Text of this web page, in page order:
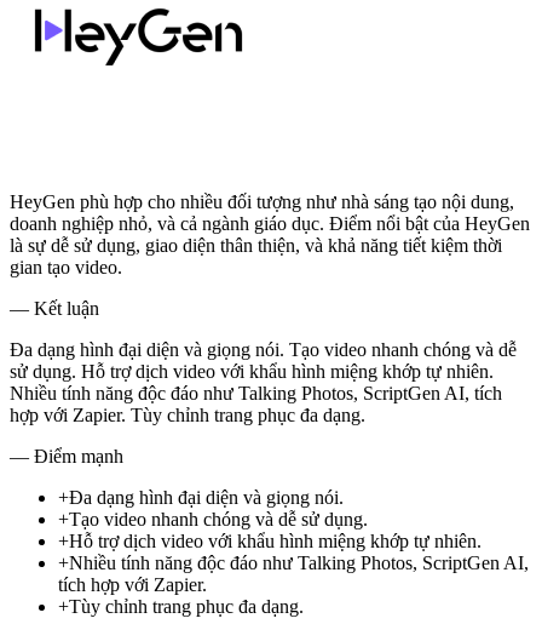
HeyGen phù hợp cho nhiều đối tượng như nhà sáng tạo nội dung,
doanh nghiệp nhỏ, và cả ngành giáo dục. Điểm nổi bật của HeyGen
là sự dễ sử dụng, giao diện thân thiện, và khả năng tiết kiệm thời
gian tạo video.
— Kết luận
Đa dạng hình đại diện và giọng nói. Tạo video nhanh chóng và dễ
sử dụng. Hỗ trợ dịch video với khẩu hình miệng khớp tự nhiên.
Nhiều tính năng độc đáo như Talking Photos, ScriptGen AI, tích
hợp với Zapier. Tùy chỉnh trang phục đa dạng.
— Điểm mạnh
+Đa dạng hình đại diện và giọng nói.
+Tạo video nhanh chóng và dễ sử dụng.
+Hỗ trợ dịch video với khẩu hình miệng khớp tự nhiên.
+Nhiều tính năng độc đáo như Talking Photos, ScriptGen AI,
tích hợp với Zapier.
+Tùy chỉnh trang phục đa dạng.